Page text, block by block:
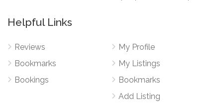
Helpful Links
Reviews
Bookmarks
Bookings
My Profile
My Listings
Bookmarks
Add Listing